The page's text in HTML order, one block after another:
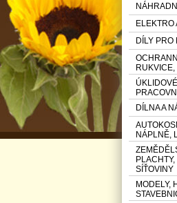
ELEKTRO
DÍLY PRO
DÍLNA A
NÁPLNĚ,
SÍŤOVINY
MODELY,